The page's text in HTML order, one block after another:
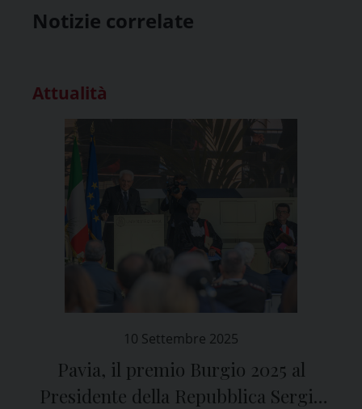
Notizie correlate
Attualità
10 Settembre 2025
Pavia, il premio Burgio 2025 al
Presidente della Repubblica Sergio